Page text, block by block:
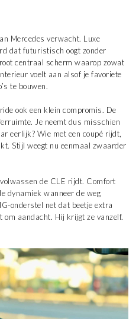
Mercedes verwacht. Luxe
dat futuristisch oogt zonder
centraal scherm waarop zowat
voelt aan alsof je favoriete
te bouwen.
ook een klein compromis. De
Je neemt dus misschien
eerlijk? Wie met een coupé rijdt,
Stijl weegt nu eenmaal zwaarder
de CLE rijdt. Comfort
dynamiek wanneer de weg
onderstel net dat beetje extra
aandacht. Hij krijgt ze vanzelf.